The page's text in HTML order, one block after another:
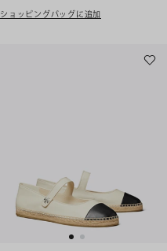
ショッピングバッグに追加